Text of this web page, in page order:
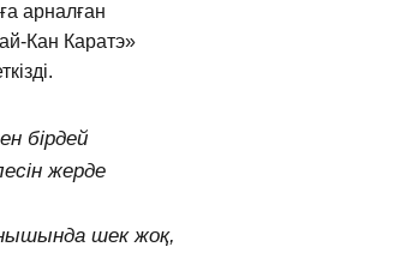
арналған
Кан Каратэ»
бірдей
жерде
шек жоқ,